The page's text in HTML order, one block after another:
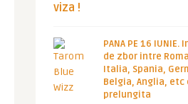
viza !
PANA PE 16
de zbor intre
Italia, Spania,
Belgia, Anglia, etc
prelungita